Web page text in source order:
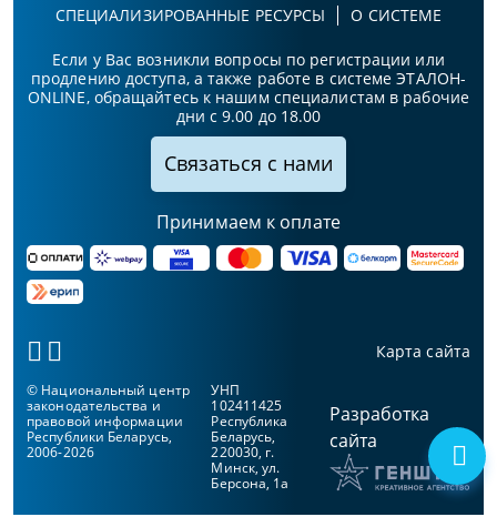
СПЕЦИАЛИЗИРОВАННЫЕ РЕСУРСЫ
О СИСТЕМЕ
Если у Вас возникли вопросы по регистрации или
продлению доступа, а также работе в системе ЭТАЛОН-
ONLINE, обращайтесь к нашим специалистам в рабочие
дни с 9.00 до 18.00
Связаться с нами
Принимаем к оплате
Карта сайта
© Национальный центр
законодательства и
правовой информации
Республики Беларусь,
2006-2026
УНП
102411425
Республика
Беларусь,
220030, г.
Минск, ул.
Берсона, 1а
Разработка
сайта